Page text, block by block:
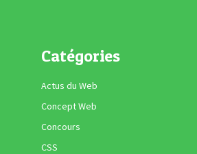
Catégories
Actus du Web
Concept Web
Concours
CSS